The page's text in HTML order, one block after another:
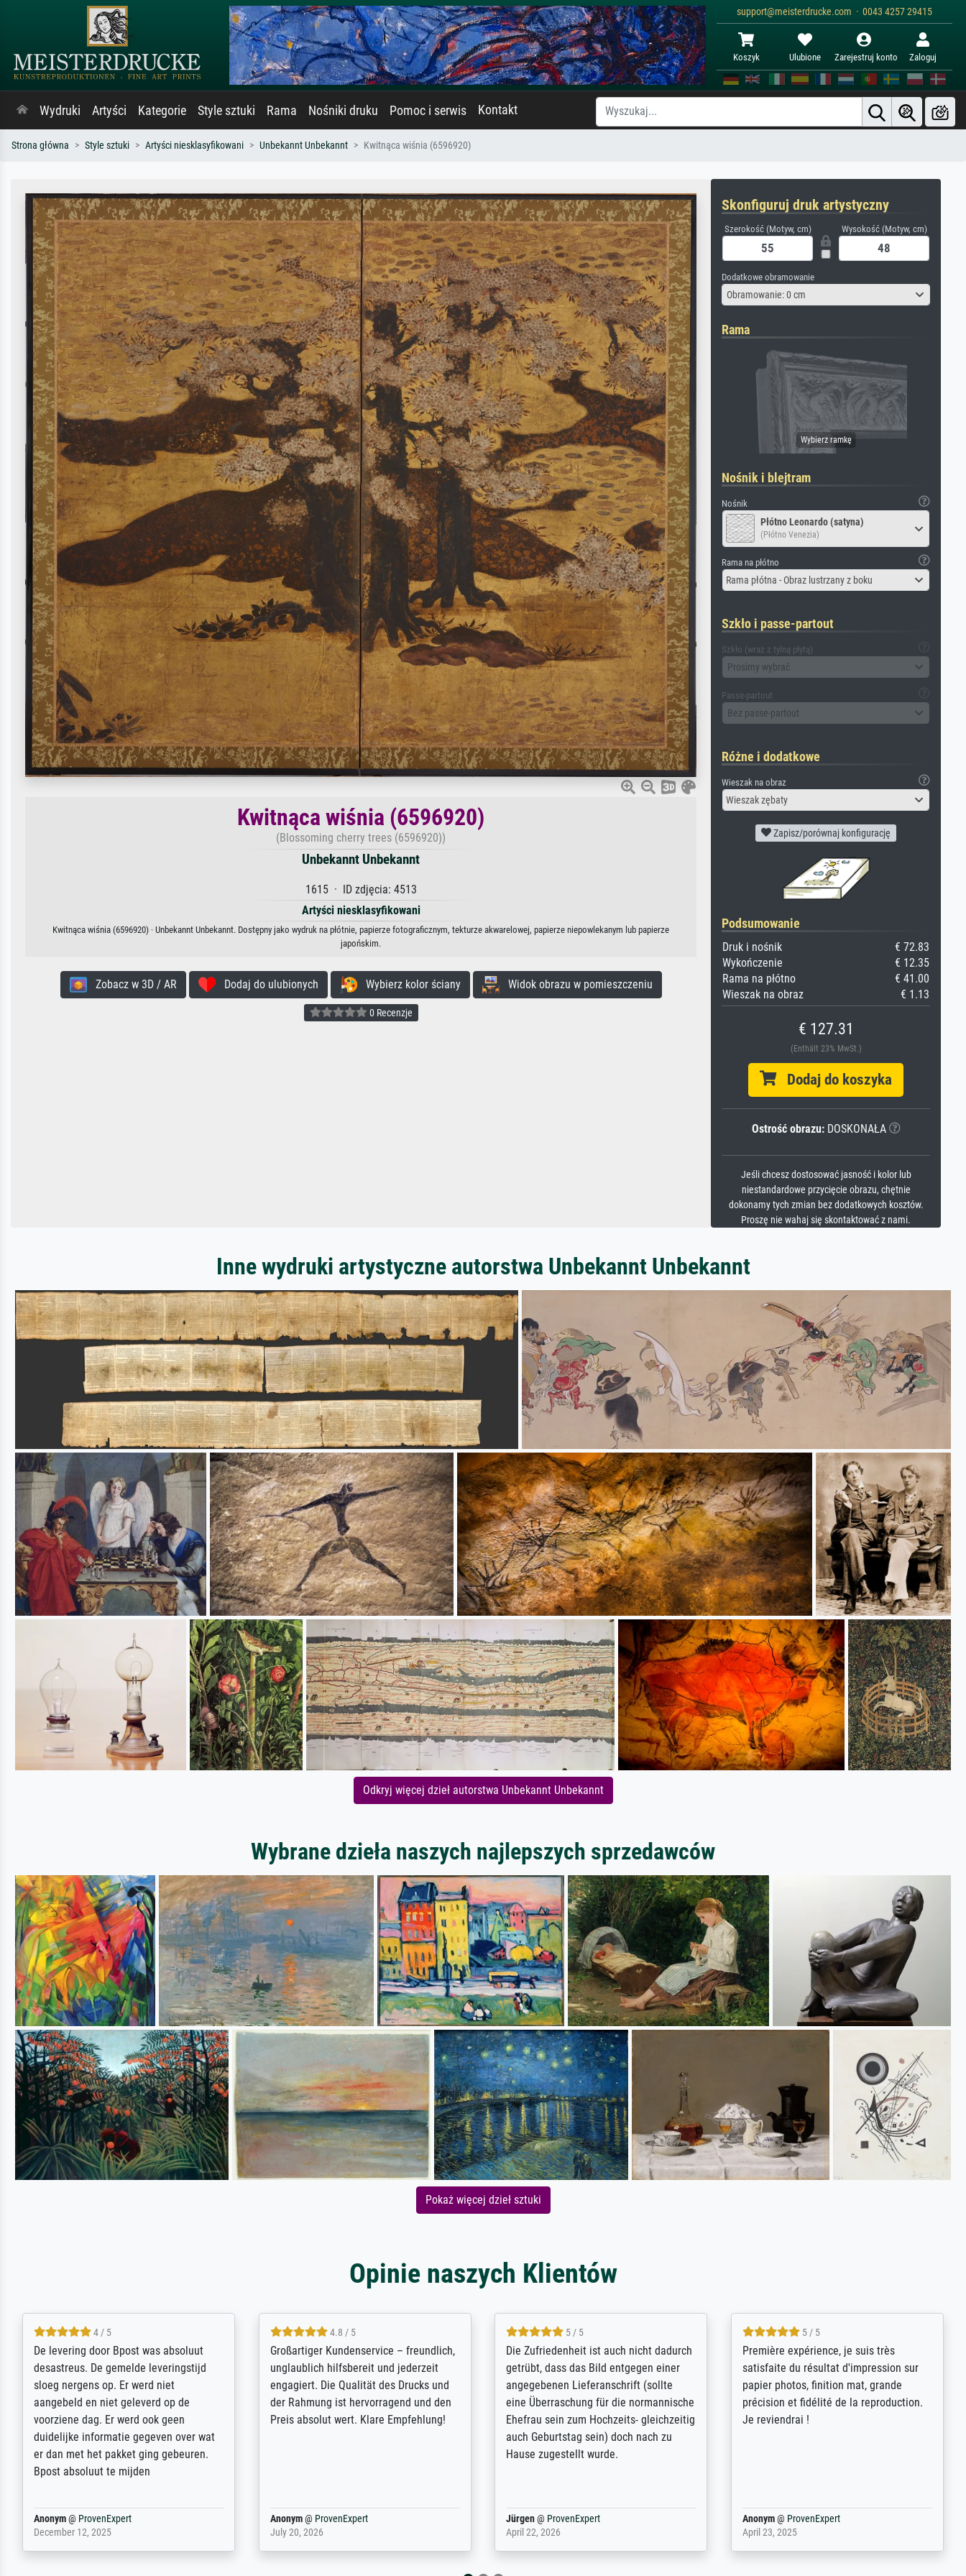
support@meisterdrucke.com · 0043 4257 29415
Koszyk Ulubione Zarejestruj konto Zaloguj
Wydruki Artyści Kategorie Style sztuki Rama Nośniki druku Pomoc i serwis Kontakt
Strona główna Style sztuki Artyści niesklasyfikowani Unbekannt Unbekannt Kwitnąca wiśnia (6596920)
Kwitnąca wiśnia (6596920)
(Blossoming cherry trees (6596920))
Unbekannt Unbekannt
1615 · ID zdjęcia: 4513
Artyści niesklasyfikowani
Kwitnąca wiśnia (6596920) · Unbekannt Unbekannt. Dostępny jako wydruk na płótnie, papierze fotograficznym, tekturze akwarelowej, papierze niepowlekanym lub papierze
japońskim.
Zobacz w 3D / AR Dodaj do ulubionych Wybierz kolor ściany Widok obrazu w pomieszczeniu
0 Recenzje
Skonfiguruj druk artystyczny
Szerokość (Motyw, cm) Wysokość (Motyw, cm)
Dodatkowe obramowanie
Obramowanie: 0 cm
Rama
Nośnik i blejtram
Nośnik
Płótno Leonardo (satyna)
(Płótno Venezia)
Rama na płótno
Rama płótna - Obraz lustrzany z boku
Szkło i passe-partout
Szkło (wraz z tylną płytą)
Prosimy wybrać
Passe-partout
Bez passe-partout
Różne i dodatkowe
Wieszak na obraz
Wieszak zębaty
Zapisz/porównaj konfigurację
Podsumowanie
Druk i nośnik
€ 72.83
Wykończenie
€ 12.35
Rama na płótno
€ 41.00
Wieszak na obraz
€ 1.13
€ 127.31
(Enthält 23% MwSt.)
Dodaj do koszyka
Ostrość obrazu:DOSKONAŁA
Jeśli chcesz dostosować jasność i kolor lub
niestandardowe przycięcie obrazu, chętnie
dokonamy tych zmian bez dodatkowych kosztów.
Proszę nie wahaj się skontaktować z nami.
Inne wydruki artystyczne autorstwa Unbekannt Unbekannt
Odkryj więcej dzieł autorstwa Unbekannt Unbekannt
Wybrane dzieła naszych najlepszych sprzedawców
Pokaż więcej dzieł sztuki
Opinie naszych Klientów
5 / 5
Sehr gute Qualität des Leinwanddrucks
und des Rahmens! Unser Bild wurde
sehr sorgfältig und sicher verpackt, so
dass es unbeschadet bei uns ankam. Es
wird nicht unser letzter Meisterdruck
sein. Vielen Dank!
Reinhold,@ProvenExpert
April 22, 2026
5 / 5
Für ein Erinnerungsbuch mit der
Feldpost meines Großvaters aus dem 1.
Weltkrieg benötigte ich ein
ausdrucksvolles Bild. Das habe ich bei
Ihnen gefunden. Bei der Auswahl der
weiter. Vielen ...
Margot@ProvenExpert
February 20, 2026
4.8 / 5
Hervorragende Qualität. Man kann sich
vieles anpassen lassen, wie z.B.:
Randentfernung, Farbe, Helligkeit,
Kontrast und Weiteres. Sehr freundliche
Kontaktperson per Mail. Das Bild (ein
Kunstdruck) wurde sehr gut verpackt -
sehr starke Papprolle mit Plastikdeckeln
Anonym@ProvenExpert
August 12, 2025
4.8 / 5
Qualité absolument irréprochable.
Extraordinaire diversité des thèmes
abordés et personnalisation des
demandes (recadrage, réajustement des
couleurs). Relation clientèle parfaite.
Anonym@ ProvenExpert
March 31, 2025